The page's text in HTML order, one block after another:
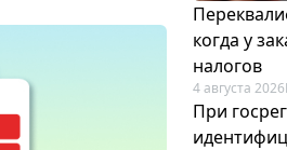
когда у
налогов
4 августа 2026
При